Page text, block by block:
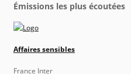
Émissions les plus écoutées
Affaires sensibles
France Inter